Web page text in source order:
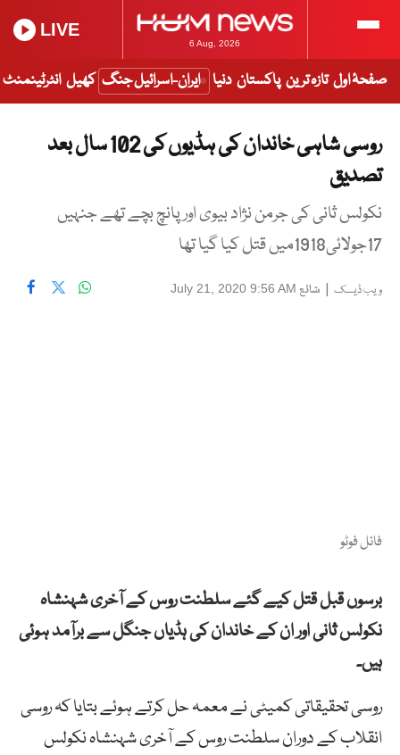
6 Aug, 2026
LIVE
صفحۂ اول تازہ ترین پاکستان دنیا ایران-اسرائیل جنگ کھیل انٹرٹینمنٹ
روسی شاہی خاندان کی ہڈیوں کی 102 سال بعد
تصدیق
نکولس ثانی کی جرمن نژاد بیوی اور پانچ بچے تھے جنہیں
17جولائی1918میں قتل کیا گیا تھا
ویب ڈیسک | شائع July 21, 2020 9:56 AM
فائل فوٹو
برسوں قبل قتل کیے گئے سلطنت روس کے آخری شہنشاہ
نکولس ثانی اور ان کے خاندان کی ہڈیاں جنگل سے برآمد ہوئی
ہیں۔
روسی تحقیقاتی کمیٹی نے معمہ حل کرتے ہوئے بتایا کہ روسی
انقلاب کے دوران سلطنت روس کے آخری شہنشاہ نکولس